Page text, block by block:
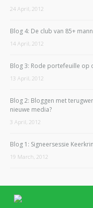
24 April, 2012
Blog 4: De club van 85+
14 April, 2012
Blog 3: Rode portefeuille op
13 April, 2012
Blog 2: Bloggen met
nieuwe media?
3 April, 2012
Blog 1: Signeersessie
19 March, 2012